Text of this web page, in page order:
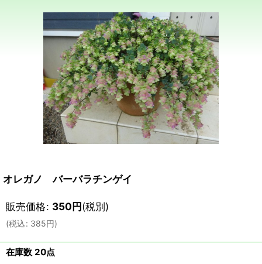
オレガノ バーバラチンゲイ
販売価格: 350円(税別)
(税込: 385円)
在庫数 20点